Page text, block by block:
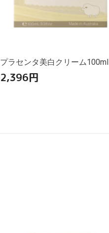
プラセンタ美白クリーム100ml
2,396円